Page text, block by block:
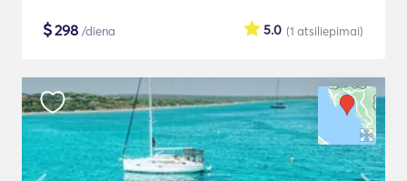
$298 /diena (1 atsiliepimai)
5.0